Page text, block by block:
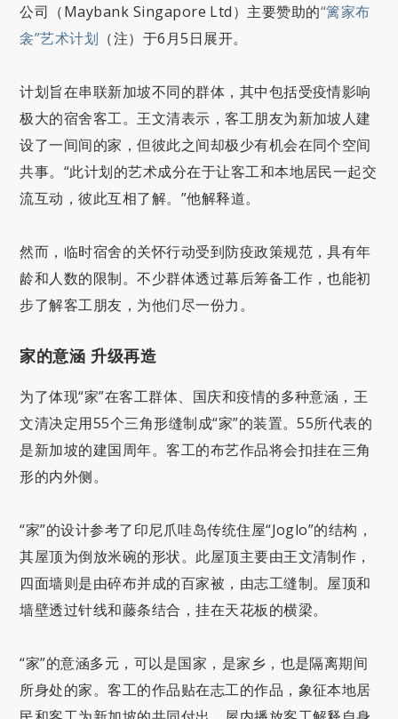
公司（Maybank Singapore Ltd）主要赞助的“篱家布
衾”艺术计划 （注）于6月5日展开。
计划旨在串联新加坡不同的群体，其中包括受疫情影响
极大的宿舍客工。王文清表示，客工朋友为新加坡人建
设了一间间的家，但彼此之间却极少有机会在同个空间
共事。“此计划的艺术成分在于让客工和本地居民一起交
流互动，彼此互相了解。”他解释道。
然而，临时宿舍的关怀行动受到防疫政策规范，具有年
龄和人数的限制。不少群体透过幕后筹备工作，也能初
步了解客工朋友，为他们尽一份力。
家的意涵 升级再造
为了体现“家”在客工群体、国庆和疫情的多种意涵，王
文清决定用55个三角形缝制成“家”的装置。55所代表的
是新加坡的建国周年。客工的布艺作品将会扣挂在三角
形的内外侧。
“家”的设计参考了印尼爪哇岛传统住屋“Joglo”的结构，
其屋顶为倒放米碗的形状。此屋顶主要由王文清制作，
四面墙则是由碎布并成的百家被，由志工缝制。屋顶和
墙壁透过针线和藤条结合，挂在天花板的横梁。
“家”的意涵多元，可以是国家，是家乡，也是隔离期间
所身处的家。客工的作品贴在志工的作品，象征本地居